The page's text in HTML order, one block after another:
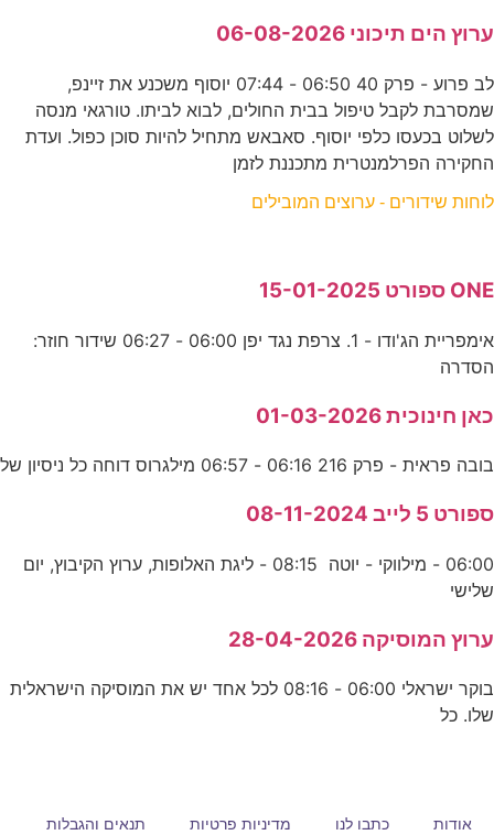
ערוץ הים תיכוני 06-08-2026
לב פרוע - פרק 40 06:50 - 07:44 יוסוף משכנע את זיינפ,
שמסרבת לקבל טיפול בבית החולים, לבוא לביתו. טורגאי מנסה
לשלוט בכעסו כלפי יוסוף. סאבאש מתחיל להיות סוכן כפול. ועדת
החקירה הפרלמנטרית מתכננת לזמן
לוחות שידורים - ערוצים המובילים
ONE ספורט 15-01-2025
אימפריית הג'ודו - 1. צרפת נגד יפן 06:00 - 06:27 שידור חוזר:
הסדרה
כאן חינוכית 01-03-2026
בובה פראית - פרק 216 06:16 - 06:57 מילגרוס דוחה כל ניסיון של
ספורט 5 לייב 08-11-2024
06:00 - מילווקי - יוטה 08:15 - ליגת האלופות, ערוץ הקיבוץ, יום
שלישי
ערוץ המוסיקה 28-04-2026
בוקר ישראלי 06:00 - 08:16 לכל אחד יש את המוסיקה הישראלית
שלו. כל
אודות כתבו לנו מדיניות פרטיות תנאים והגבלות